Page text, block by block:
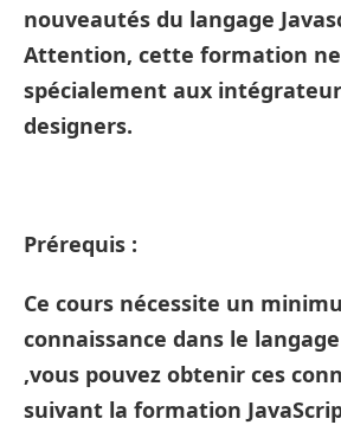
nouveautés du langage
Attention, cette formation ne
spécialement aux
designers.
Prérequis :
Ce cours nécessite un
connaissance dans le
,vous pouvez obtenir ces
suivant la formation